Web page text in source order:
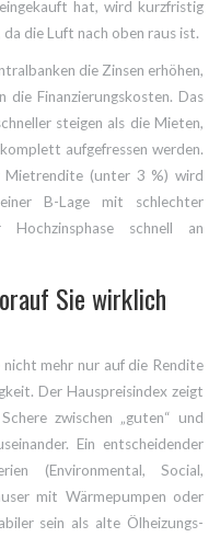
hat, wird kurzfristig
die Luft nach oben raus ist.
die Zinsen erhöhen,
Finanzierungskosten. Das
steigen als die Mieten,
aufgefressen werden.
Mietrendite (unter 3 %) wird
B-Lage mit schlechter
schnell an
Sie wirklich
mehr nur auf die Rendite
Der Hauspreisindex zeigt
zwischen „guten“ und
Ein entscheidender
(Environmental, Social,
mit Wärmepumpen oder
sein als alte Ölheizungs-